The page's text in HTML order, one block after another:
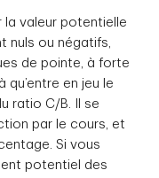
la valeur potentielle
nuls ou négatifs,
de pointe, à forte
qu’entre en jeu le
ratio C/B. Il se
par le cours, et
Si vous
potentiel des